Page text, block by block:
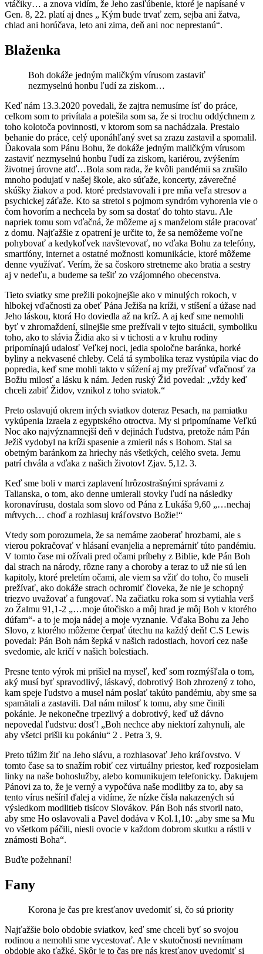
vtáčiky… a znova vidím, že Jeho zasľúbenie, ktoré je napísané v
Gen. 8, 22. platí aj dnes „ Kým bude trvať zem, sejba ani žatva,
chlad ani horúčava, leto ani zima, deň ani noc neprestanú“.
Blaženka
Boh dokáže jedným maličkým vírusom zastaviť
nezmyselnú honbu ľudí za ziskom…
Keď nám 13.3.2020 povedali, že zajtra nemusíme ísť do práce,
celkom som to privítala a potešila som sa, že si trochu oddýchnem z
toho kolotoča povinnosti, v ktorom som sa nachádzala. Prestalo
behanie do práce, celý uponáhľaný svet sa zrazu zastavil a spomalil.
Ďakovala som Pánu Bohu, že dokáže jedným maličkým vírusom
zastaviť nezmyselnú honbu ľudí za ziskom, kariérou, zvýšením
životnej úrovne atď…Bola som rada, že kvôli pandémii sa zrušilo
mnoho podujatí v našej škole, ako súťaže, koncerty, záverečné
skúšky žiakov a pod. ktoré predstavovali i pre mňa veľa stresov a
psychickej záťaže. Kto sa stretol s pojmom syndróm vyhorenia vie o
čom hovorím a nechcela by som sa dostať do tohto stavu. Ale
napriek tomu som vďačná, že môžeme aj s manželom stále pracovať
z domu. Najťažšie z opatrení je určite to, že sa nemôžeme voľne
pohybovať a kedykoľvek navštevovať, no vďaka Bohu za telefóny,
smartfóny, internet a ostatné možnosti komunikácie, ktoré môžeme
denne využívať. Verím, že sa čoskoro stretneme ako bratia a sestry
aj v nedeľu, a budeme sa tešiť zo vzájomného obecenstva.
Tieto sviatky sme prežili pokojnejšie ako v minulých rokoch, v
hlbokej vďačnosti za obeť Pána Ježiša na kríži, v stíšení a úžase nad
Jeho láskou, ktorá Ho doviedla až na kríž. A aj keď sme nemohli
byť v zhromaždení, silnejšie sme prežívali v tejto situácii, symboliku
toho, ako to slávia Židia ako si v tichosti a v kruhu rodiny
pripomínajú udalosť Veľkej noci, jedia spoločne baránka, horké
byliny a nekvasené chleby. Celá tá symbolika teraz vystúpila viac do
popredia, keď sme mohli takto v súžení aj my prežívať vďačnosť za
Božiu milosť a lásku k nám. Jeden ruský Žid povedal: „vždy keď
chceli zabiť Židov, vznikol z toho sviatok.“
Preto oslavujú okrem iných sviatkov doteraz Pesach, na pamiatku
vykúpenia Izraela z egyptského otroctva. My si pripomíname Veľkú
Noc ako najvýznamnejší deň v dejinách ľudstva, pretože nám Pán
Ježiš vydobyl na kríži spasenie a zmieril nás s Bohom. Stal sa
obetným baránkom za hriechy nás všetkých, celého sveta. Jemu
patrí chvála a vďaka z našich životov! Zjav. 5,12. 3.
Keď sme boli v marci zaplavení hrôzostrašnými správami z
Talianska, o tom, ako denne umierali stovky ľudí na následky
koronavírusu, dostala som slovo od Pána z Lukáša 9,60 „…nechaj
mŕtvych… choď a rozhlasuj kráľovstvo Božie!“
Vtedy som porozumela, že sa nemáme zaoberať hrozbami, ale s
vierou pokračovať v hlásaní evanjelia a nepremárniť túto pandémiu.
V tomto čase mi ožívali pred očami príbehy z Biblie, kde Pán Boh
dal strach na národy, rôzne rany a choroby a teraz to už nie sú len
kapitoly, ktoré preletím očami, ale viem sa vžiť do toho, čo museli
prežívať, ako dokáže strach ochromiť človeka, že nie je schopný
triezvo uvažovať a fungovať. Na začiatku roka som si vytiahla verš
zo Žalmu 91,1-2 „…moje útočisko a môj hrad je môj Boh v ktorého
dúfam“- a to je moja nádej a moje vyznanie. Vďaka Bohu za Jeho
Slovo, z ktorého môžeme čerpať útechu na každý deň! C.S Lewis
povedal: Pán Boh nám šepká v našich radostiach, hovorí cez naše
svedomie, ale kričí v našich bolestiach.
Presne tento výrok mi prišiel na myseľ, keď som rozmýšľala o tom,
aký musí byť spravodlivý, láskavý, dobrotivý Boh zhrozený z toho,
kam speje ľudstvo a musel nám poslať takúto pandémiu, aby sme sa
spamätali a zastavili. Dal nám milosť k tomu, aby sme činili
pokánie. Je nekonečne trpezlivý a dobrotivý, keď už dávno
nepovedal ľudstvu: dosť! „Boh nechce aby niektorí zahynuli, ale
aby všetci prišli ku pokániu“ 2 . Petra 3, 9.
Preto túžim žiť na Jeho slávu, a rozhlasovať Jeho kráľovstvo. V
tomto čase sa to snažím robiť cez virtuálny priestor, keď rozposielam
linky na naše bohoslužby, alebo komunikujem telefonicky. Ďakujem
Pánovi za to, že je verný a vypočúva naše modlitby za to, aby sa
tento vírus nešíril ďalej a vidíme, že nízke čísla nakazených sú
výsledkom modlitieb tisícov Slovákov. Pán Boh nás stvoril nato,
aby sme Ho oslavovali a Pavel dodáva v Kol.1,10: „aby sme sa Mu
vo všetkom páčili, niesli ovocie v každom dobrom skutku a rástli v
známosti Boha“.
Buďte požehnaní!
Fany
Korona je čas pre kresťanov uvedomiť si, čo sú priority
Najťažšie bolo obdobie sviatkov, keď sme chceli byť so svojou
rodinou a nemohli sme vycestovať. Ale v skutočnosti nevnímam
obdobie ako ťažké. Skôr je to čas pre nás kresťanov uvedomiť si